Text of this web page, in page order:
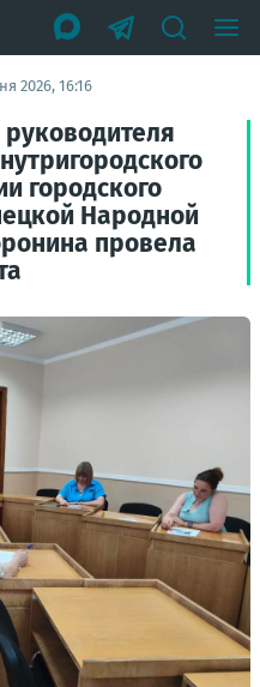
2026, 16:16
городского
Народной
провела